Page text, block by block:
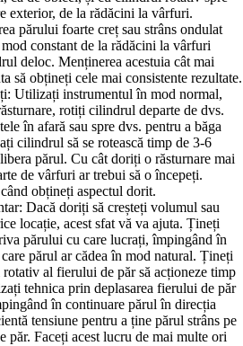
exterior, de la rădăcini la vârfuri.
părului foarte creț sau strâns ondulat
constant de la rădăcini la vârfuri
deloc. Menținerea acestuia cât mai
să obțineți cele mai consistente rezultate.
Utilizați instrumentul în mod normal,
rotiți cilindrul departe de dvs.
în afară sau spre dvs. pentru a băga
cilindrul să se rotească timp de 3-6
părul. Cu cât doriți o răsturnare mai
de vârfuri ar trebui să o începeți.
obțineți aspectul dorit.
Dacă doriți să creșteți volumul sau
locație, acest sfat vă va ajuta. Țineți
părului cu care lucrați, împingând în
părul ar cădea în mod natural. Țineți
al fierului de păr să acționeze timp
tehnica prin deplasarea fierului de păr
în continuare părul în direcția
tensiune pentru a ține părul strâns pe
păr. Faceți acest lucru de mai multe ori